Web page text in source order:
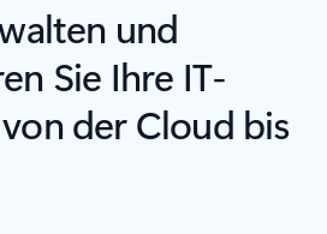
und
Sie Ihre IT-
der Cloud bis